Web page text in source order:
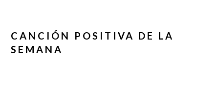
CANCIÓN POSITIVA DE LA
SEMANA